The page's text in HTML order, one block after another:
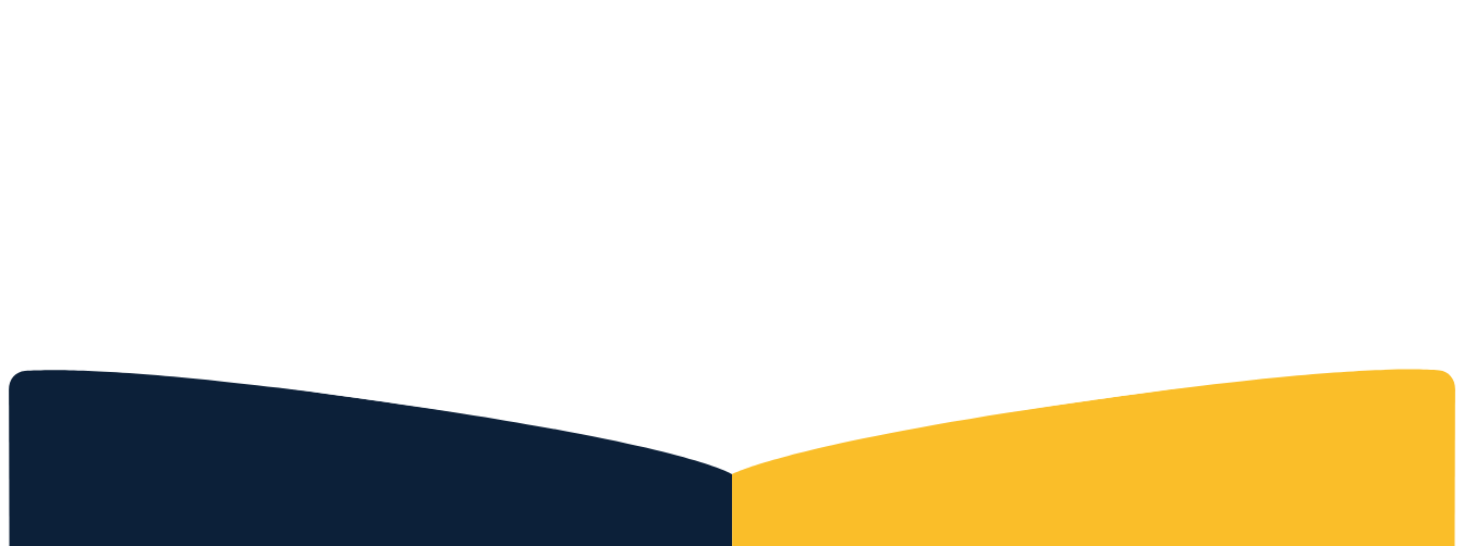
Kostenloses Angebot